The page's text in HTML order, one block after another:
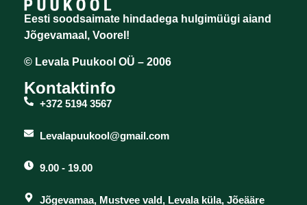
Eesti soodsaimate hindadega hulgimüügi aiand
Jõgevamaal, Voorel!
© Levala Puukool OÜ – 2006
Kontaktinfo
+372 5194 3567
Levalapuukool@gmail.com
9.00 - 19.00
Jõgevamaa, Mustvee vald, Levala küla, Jõeääre